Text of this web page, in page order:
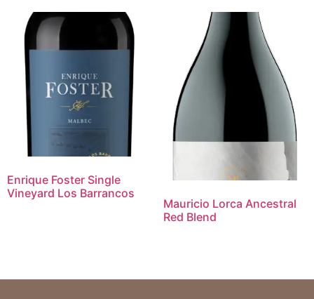
Enrique Foster Single
Vineyard Los Barrancos
Mauricio Lorca Ancestral
Red Blend